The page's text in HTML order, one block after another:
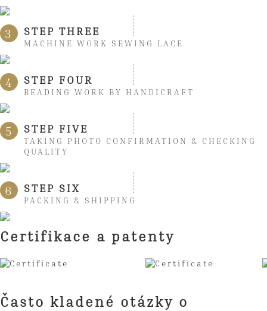
3 STEP THREE
MACHINE WORK SEWING LACE
4 STEP FOUR
BEADING WORK BY HANDICRAFT
5 STEP FIVE
TAKING PHOTO CONFIRMATION & CHECKING
QUALITY
6 STEP SIX
PACKING & SHIPPING
Certifikace a patenty
Často kladené otázky o